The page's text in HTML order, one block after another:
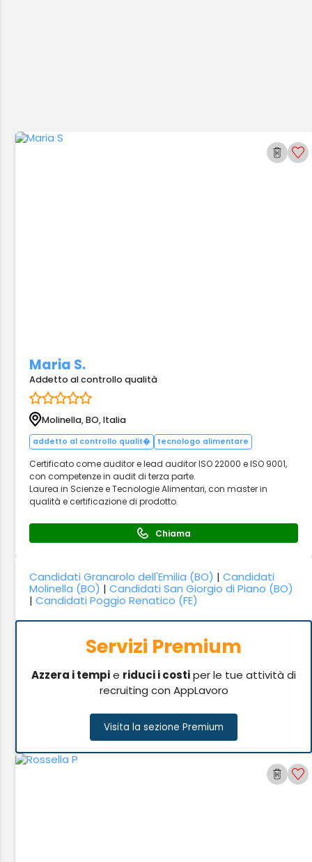
Maria S.
Addetto al controllo qualità
Molinella, BO, Italia
addetto al controllo qualit� tecnologo alimentare
Certificato come auditor e lead auditor ISO 22000 e ISO 9001,
con competenze in audit di terza parte.
Laurea in Scienze e Tecnologie Alimentari, con master in
qualità e certificazione di prodotto.
Chiama
Candidati Granarolo dell'Emilia (BO) |Candidati
Molinella (BO) |Candidati San Giorgio di Piano (BO)
|Candidati Poggio Renatico (FE)
Servizi Premium
Azzera i tempie riduci i costiper le tue attività di
recruiting con AppLavoro
Visita la sezione Premium